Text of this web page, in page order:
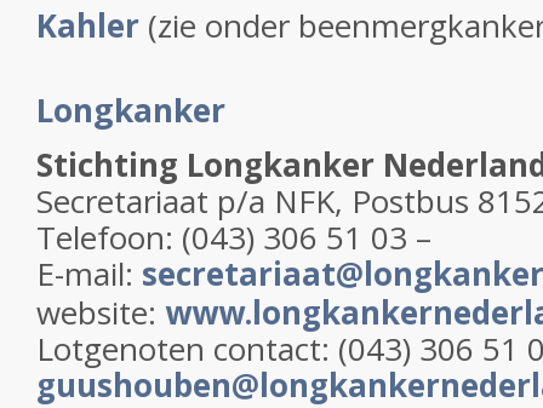
Kahler (zie onder
Longkanker
Stichting Longkanker
Secretariaat p/a NFK, Postbus
Telefoon: (043) 306 51 03 –
E-mail:
website:
Lotgenoten contact: (043) 306 51